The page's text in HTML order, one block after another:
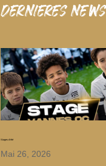
dernieres news
Stages d’été
Mai 26, 2026